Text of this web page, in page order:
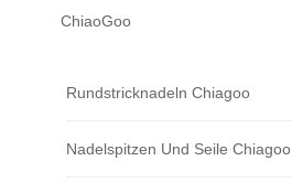
ChiaoGoo
Rundstricknadeln Chiagoo
Nadelspitzen Und Seile Chiagoo